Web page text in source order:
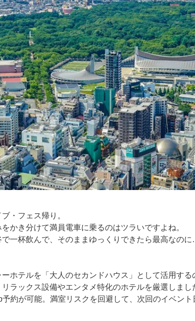
・フェス帰り。
かき分けて満員電車に乗るのはツラいですよね。
で一杯飲んで、そのままゆっくりできたら最高なのに
ホテルを「大人のセカンドハウス」として活用する
ラックス設備やエンタメ特化のホテルを厳選しまし
約が可能。満室リスクを回避して、次回のイベン